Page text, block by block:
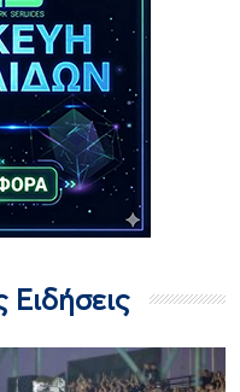
Ειδήσεις